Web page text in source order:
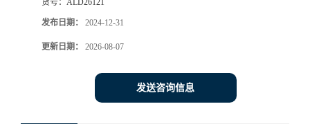
货号： ALD26121
发布日期： 2024-12-31
更新日期： 2026-08-07
发送咨询信息